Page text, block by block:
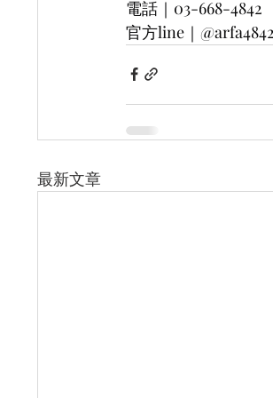
電話｜03-668-4842
官方line｜
最新文章